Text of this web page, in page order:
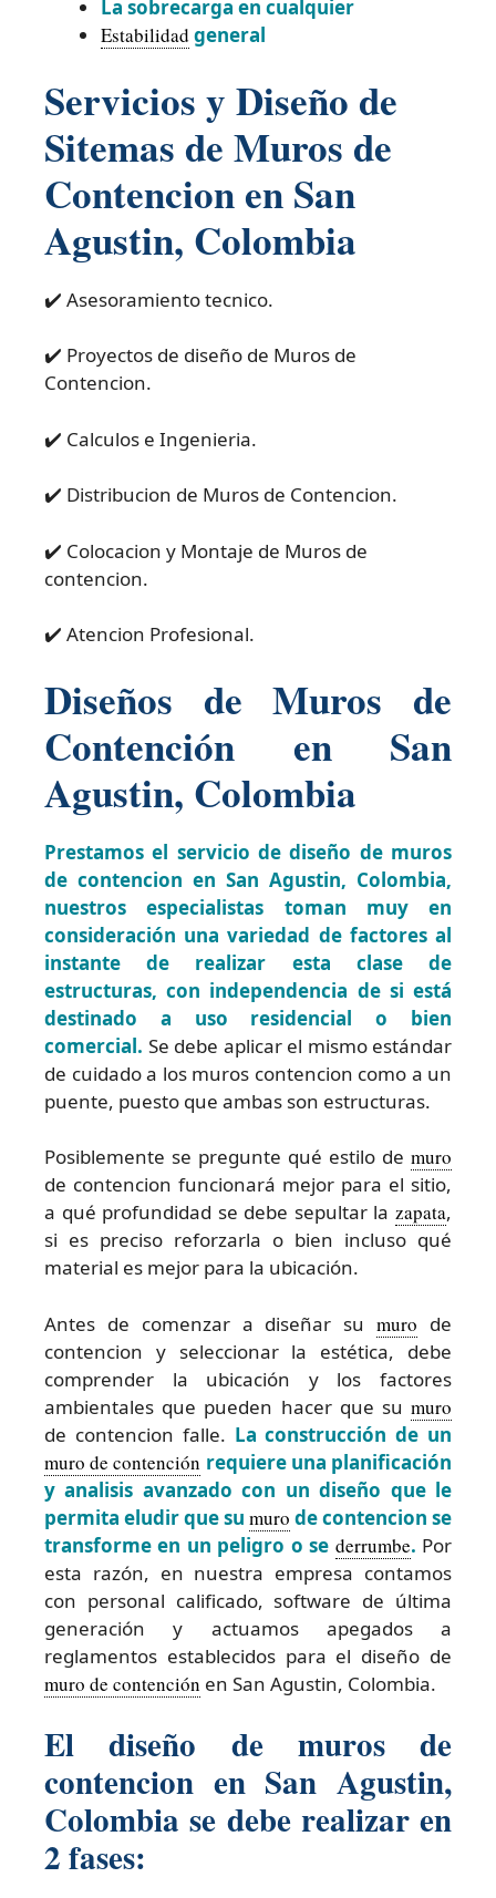
La sobrecarga en cualquier
Estabilidad general
Servicios y Diseño de
Sitemas de Muros de
Contencion en San
Agustin, Colombia
✔️ Asesoramiento tecnico.
✔️ Proyectos de diseño de Muros de
Contencion.
✔️ Calculos e Ingenieria.
✔️ Distribucion de Muros de Contencion.
✔️ Colocacion y Montaje de Muros de
contencion.
✔️ Atencion Profesional.
Diseños de Muros de
Contención en San
Agustin, Colombia
Prestamos el servicio de diseño de muros
de contencion en San Agustin, Colombia,
nuestros especialistas toman muy en
consideración una variedad de factores al
instante de realizar esta clase de
estructuras, con independencia de si está
destinado a uso residencial o bien
comercial. Se debe aplicar el mismo estándar
de cuidado a los muros contencion como a un
puente, puesto que ambas son estructuras.
Posiblemente se pregunte qué estilo de muro
de contencion funcionará mejor para el sitio,
a qué profundidad se debe sepultar la zapata,
si es preciso reforzarla o bien incluso qué
material es mejor para la ubicación.
Antes de comenzar a diseñar sumuro de
contencion y seleccionar la estética, debe
comprender la ubicación y los factores
ambientales que pueden hacer que su muro
de contencion falle. La construcción de un
muro de contención requiere una planificación
y analisis avanzado con un diseño que le
permita eludir que su muro de contencion se
transforme en un peligro o se derrumbe. Por
esta razón, en nuestra empresa contamos
con personal calificado, software de última
generación y actuamos apegados a
reglamentos establecidos para el diseño de
muro de contención en San Agustin, Colombia.
El diseño de muros de
contencion en San Agustin,
Colombia se debe realizar en
2 fases: